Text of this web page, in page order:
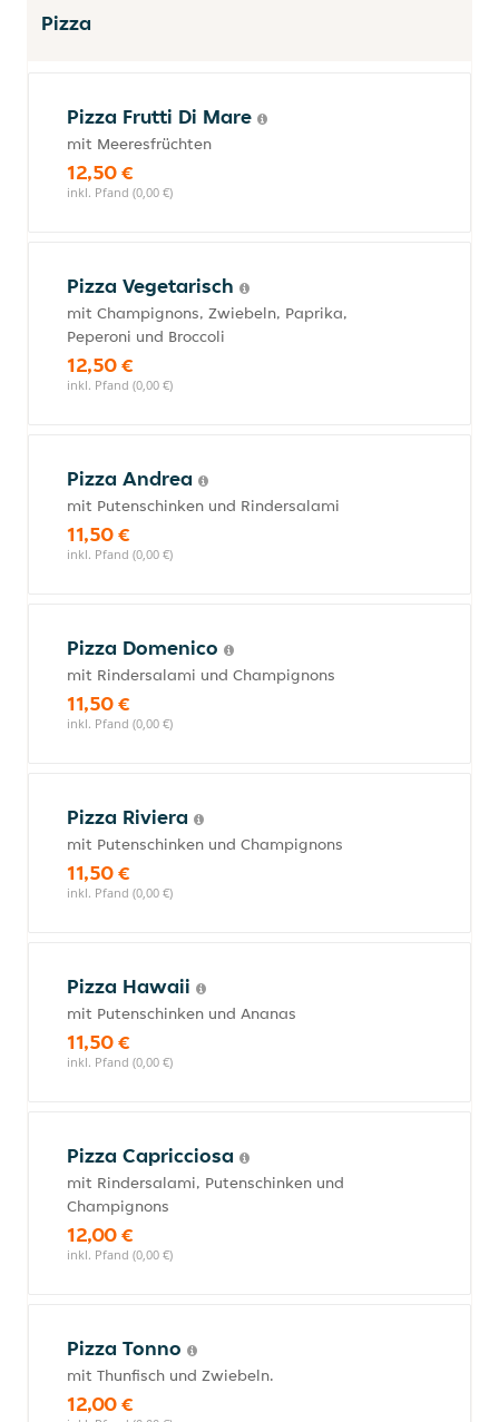
Pizza
Pizza Frutti Di Mare
mit Meeresfrüchten
12,50 €
inkl. Pfand (0,00 €)
Pizza Vegetarisch
mit Champignons, Zwiebeln, Paprika,
Peperoni und Broccoli
12,50 €
inkl. Pfand (0,00 €)
Pizza Andrea
mit Putenschinken und Rindersalami
11,50 €
inkl. Pfand (0,00 €)
Pizza Domenico
mit Rindersalami und Champignons
11,50 €
inkl. Pfand (0,00 €)
Pizza Riviera
mit Putenschinken und Champignons
11,50 €
inkl. Pfand (0,00 €)
Pizza Hawaii
mit Putenschinken und Ananas
11,50 €
inkl. Pfand (0,00 €)
Pizza Capricciosa
mit Rindersalami, Putenschinken und
Champignons
12,00 €
inkl. Pfand (0,00 €)
Pizza Tonno
mit Thunfisch und Zwiebeln.
12,00 €